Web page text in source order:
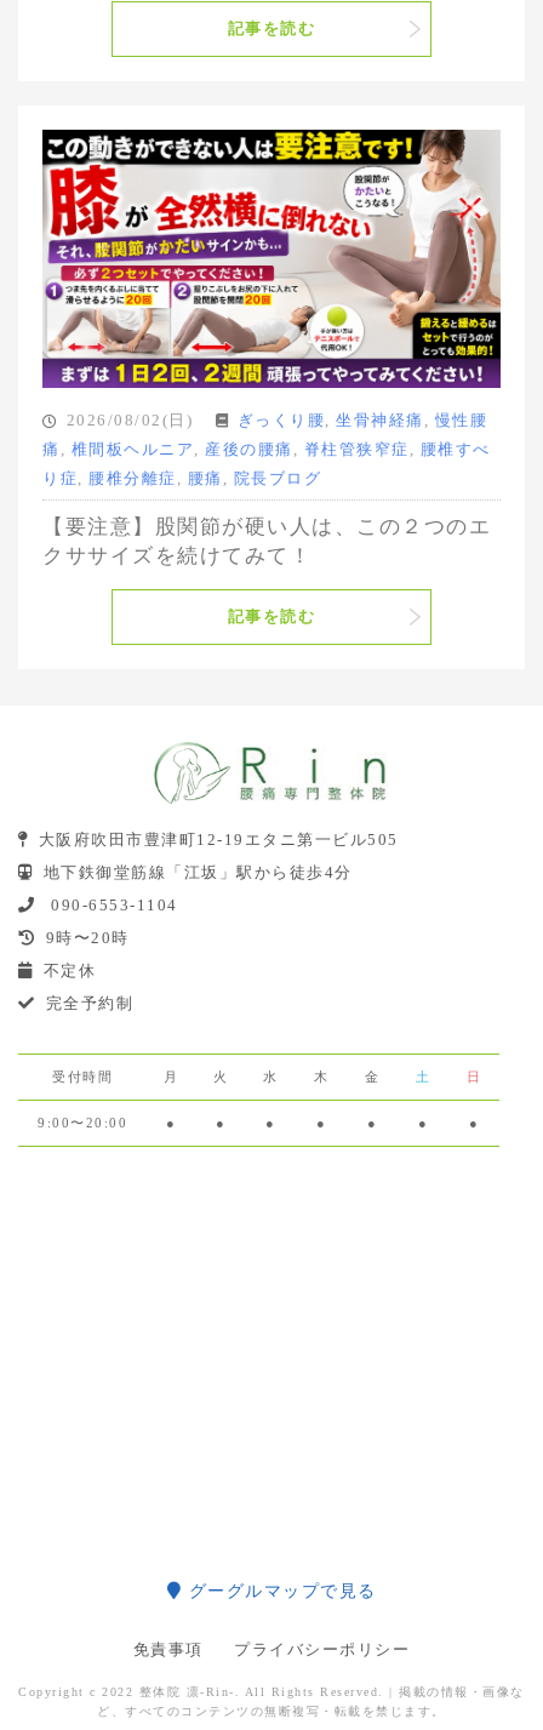
記事を読む
2026/08/02(日) ぎっくり腰 坐骨神経痛
慢性腰
痛
椎間板ヘルニア 産後の腰痛 脊柱管狭窄症
腰椎すべ
り症
腰椎分離症 腰痛 院長ブログ
【要注意】股関節が硬い人は、この２つのエ
クササイズを続けてみて！
記事を読む
大阪府吹田市豊津町12-19エタニ第一ビル505
地下鉄御堂筋線「江坂」駅から徒歩4分
090-6553-1104
9時〜20時
不定休
完全予約制
受付時間 月 火 水 木 金 土 日
9:00〜20:00 ● ● ● ● ● ● ●
グーグルマップで見る
免責事項 プライバシーポリシー
Copyright c 2022 整体院 凛-Rin-. All Rights Reserved. | 掲載の情報・画像な
ど、すべてのコンテンツの無断複写・転載を禁じます。